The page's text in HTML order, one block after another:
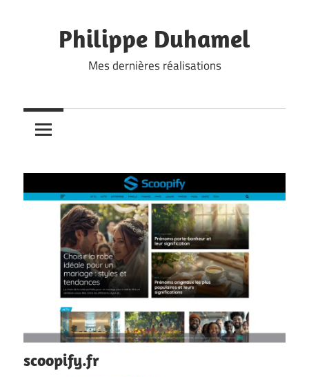
contentPhilippe Duhamel
Mes dernières réalisations
scoopify.fr